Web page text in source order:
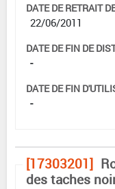
DATE DE RETRAIT
22/06/2011
DATE DE FIN DE
-
DATE DE FIN
-
[17303201]
des taches